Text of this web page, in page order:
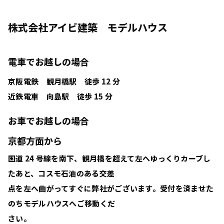
株式会社アイビ建築 モデルハウス
電車でお越しの場合
京阪電鉄 観月橋駅 徒歩 12 分
近鉄電車 向島駅 徒歩 15 分
お車でお越しの場合
京都方面から
国道 24 号線を南下、観月橋を超えて左へゆっくりカーブし
たあと、コスモ石油のある交差
点を左へ曲がってすぐに弊社がございます。受付を済ませた
のちモデルハウスへご移動くだ
さい。